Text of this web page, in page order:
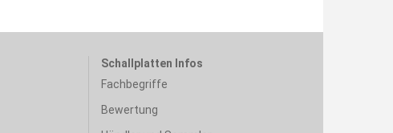
Schallplatten Infos
Fachbegriffe
Bewertung